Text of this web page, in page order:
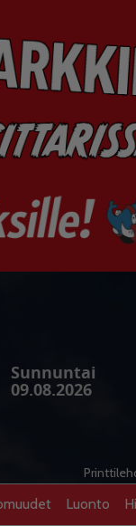
Sunnuntai
09.08.2026
Luonto